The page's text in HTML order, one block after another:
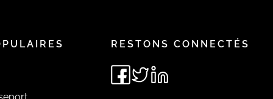
RESTONS CONNECTÉS